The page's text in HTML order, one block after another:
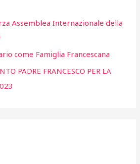
Assemblea Internazionale della
come Famiglia Francescana
PADRE FRANCESCO PER LA